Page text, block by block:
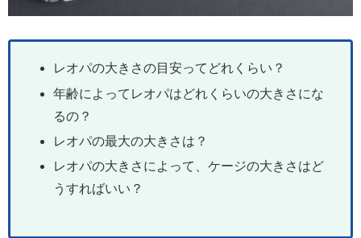
レオパの大きさの目安ってどれくらい？
年齢によってレオパはどれくらいの大きさにな
るの？
レオパの最大の大きさは？
レオパの大きさによって、ケージの大きさはど
うすればいい？